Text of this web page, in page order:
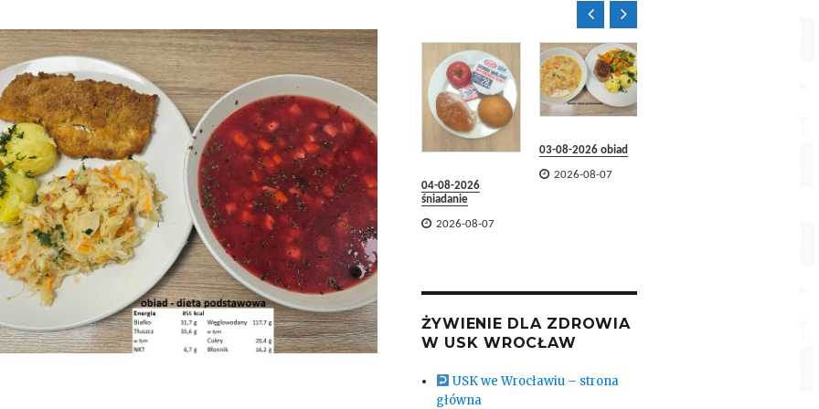

obiad
07
05-08-2026
śniadanie
 2026-08-07
04-08-2026 obiad

2026-08-07
04-08-2026
śniadanie

2026-08-07
03-08-2026 obiad
03-08-2026

ŻYWIENIE DLA ZDROWIA
W USK WROCŁAW
USK we Wrocławiu – strona
główna